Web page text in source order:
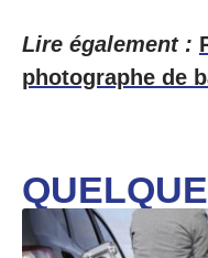
Lire également :
photographe de